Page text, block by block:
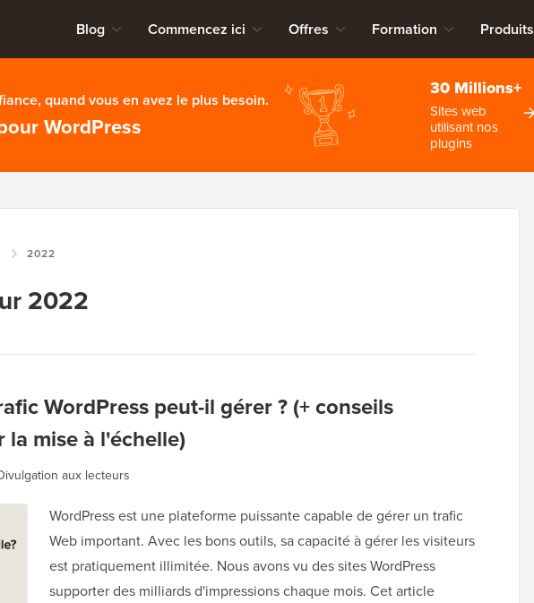
Blog Commencez ici Offres Formation Produits
quand vous en avez le plus besoin.
WordPress
30 Millions+
Sites web
utilisant nos
plugins
2022
2022
WordPress peut-il gérer ? (+ conseils
mise à l'échelle)
aux lecteurs
WordPress est une plateforme puissante capable de gérer un trafic
Web important. Avec les bons outils, sa capacité à gérer les visiteurs
est pratiquement illimitée. Nous avons vu des sites WordPress
supporter des milliards d'impressions chaque mois. Cet article